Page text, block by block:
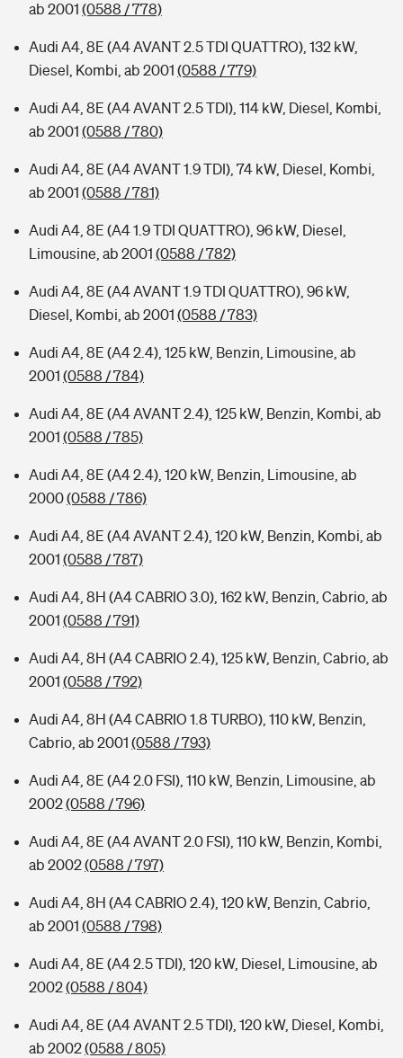
ab 2001 (0588 / 778)
Audi A4, 8E (A4 AVANT 2.5 TDI QUATTRO), 132 kW,
Diesel, Kombi, ab 2001 (0588 / 779)
Audi A4, 8E (A4 AVANT 2.5 TDI), 114 kW, Diesel, Kombi,
ab 2001 (0588 / 780)
Audi A4, 8E (A4 AVANT 1.9 TDI), 74 kW, Diesel, Kombi,
ab 2001 (0588 / 781)
Audi A4, 8E (A4 1.9 TDI QUATTRO), 96 kW, Diesel,
Limousine, ab 2001 (0588 / 782)
Audi A4, 8E (A4 AVANT 1.9 TDI QUATTRO), 96 kW,
Diesel, Kombi, ab 2001 (0588 / 783)
Audi A4, 8E (A4 2.4), 125 kW, Benzin, Limousine, ab
2001 (0588 / 784)
Audi A4, 8E (A4 AVANT 2.4), 125 kW, Benzin, Kombi, ab
2001 (0588 / 785)
Audi A4, 8E (A4 2.4), 120 kW, Benzin, Limousine, ab
2000(0588 / 786)
Audi A4, 8E (A4 AVANT 2.4), 120 kW, Benzin, Kombi, ab
2001 (0588 / 787)
Audi A4, 8H (A4 CABRIO 3.0), 162 kW, Benzin, Cabrio, ab
2001 (0588 / 791)
Audi A4, 8H (A4 CABRIO 2.4), 125 kW, Benzin, Cabrio, ab
2001 (0588 / 792)
Audi A4, 8H (A4 CABRIO 1.8 TURBO), 110 kW, Benzin,
Cabrio, ab 2001 (0588 / 793)
Audi A4, 8E (A4 2.0 FSI), 110 kW, Benzin, Limousine, ab
2002(0588 / 796)
Audi A4, 8E (A4 AVANT 2.0 FSI), 110 kW, Benzin, Kombi,
ab 2002(0588 / 797)
Audi A4, 8H (A4 CABRIO 2.4), 120 kW, Benzin, Cabrio,
ab 2001 (0588 / 798)
Audi A4, 8E (A4 2.5 TDI), 120 kW, Diesel, Limousine, ab
2002(0588 / 804)
Audi A4, 8E (A4 AVANT 2.5 TDI), 120 kW, Diesel, Kombi,
ab 2002(0588 / 805)